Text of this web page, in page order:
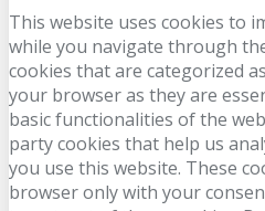
This website uses cookies to
while you navigate through
cookies that are categorized
your browser as they are
basic functionalities of the
party cookies that help us
you use this website. These
browser only with your